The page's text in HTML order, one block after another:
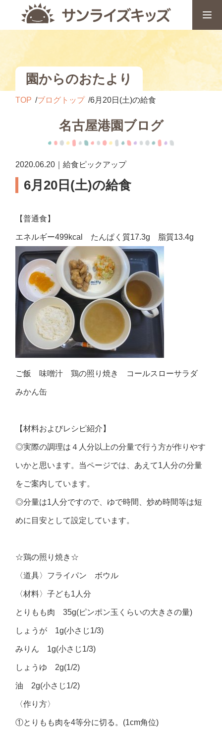
園からのおたより
TOP ブログトップ 6月20日(土)の給食
名古屋港園ブログ
2020.06.20｜給食ピックアップ
6月20日(土)の給食
【普通食】
エネルギー499kcal たんぱく質17.3g 脂質13.4g
ご飯 味噌汁 鶏の照り焼き コールスローサラダ
みかん缶
【材料およびレシピ紹介】
◎実際の調理は４人分以上の分量で行う方が作りやす
いかと思います。当ページでは、あえて1人分の分量
をご案内しています。
◎分量は1人分ですので、ゆで時間、炒め時間等は短
めに目安として設定しています。
☆鶏の照り焼き☆
〈道具〉フライパン ボウル
〈材料〉子ども1人分
とりもも肉 35g(ピンポン玉くらいの大きさの量)
しょうが 1g(小さじ1/3)
みりん 1g(小さじ1/3)
しょうゆ 2g(1/2)
油 2g(小さじ1/2)
〈作り方〉
①とりもも肉を4等分に切る。(1cm角位)